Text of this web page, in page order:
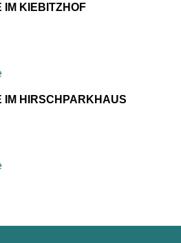
IM KIEBITZHOF
IM HIRSCHPARKHAUS